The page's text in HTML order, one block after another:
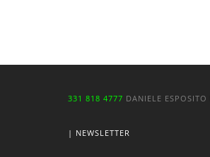
331 818 4777 DANIELE ESPOSITO
| NEWSLETTER